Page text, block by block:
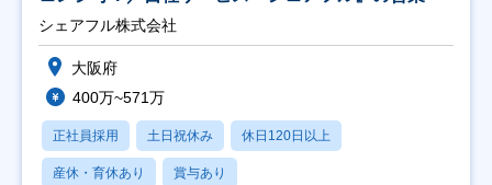
シェアフル株式会社
大阪府
400万~571万
正社員採用 土日祝休み 休日120日以上
産休・育休あり 賞与あり